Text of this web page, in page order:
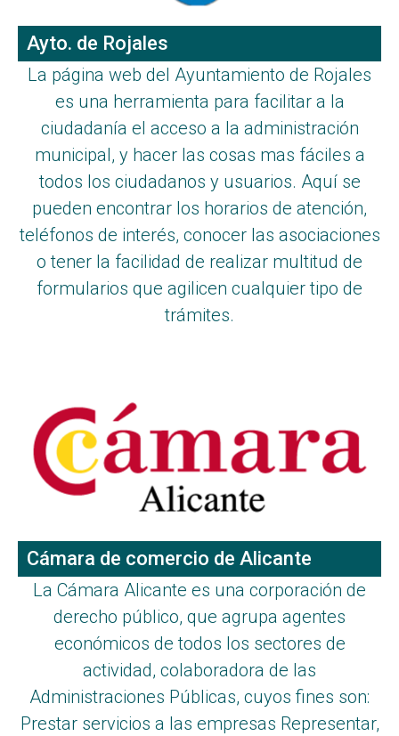
Ayto. de Rojales
La página web del Ayuntamiento de Rojales
es una herramienta para facilitar a la
ciudadanía el acceso a la administración
municipal, y hacer las cosas mas fáciles a
todos los ciudadanos y usuarios. Aquí se
pueden encontrar los horarios de atención,
teléfonos de interés, conocer las asociaciones
o tener la facilidad de realizar multitud de
formularios que agilicen cualquier tipo de
trámites.
Cámara de comercio de Alicante
La Cámara Alicante es una corporación de
derecho público, que agrupa agentes
económicos de todos los sectores de
actividad, colaboradora de las
Administraciones Públicas, cuyos fines son:
Prestar servicios a las empresas Representar,